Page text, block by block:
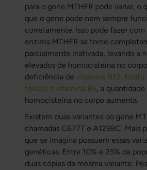
para o gene MTHFR pode variar, o
que o gene pode nem sempre
corretamente. Isso pode fazer com
enzima MTHFR se torne
parcialmente inativada, levando a
elevados de homocisteína no
deficiência de vitamina B12, folato
fólico) e vitamina B6, a quantidade
homocisteína no corpo aumenta.
Existem duas variantes do gene
chamadas C677T e A1298C. Mais
que se imagina possuem essas
genéticas. Entre 10% e 25% da
duas cópias da mesma variante.